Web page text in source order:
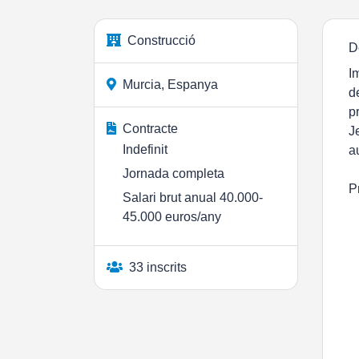
Construcció
Murcia, Espanya
Contracte
Indefinit
Jornada completa
Salari brut anual 40.000-
45.000 euros/any
33 inscrits